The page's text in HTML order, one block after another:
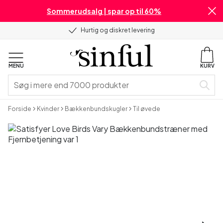
Sommerudsalg | spar op til 60%
Hurtig og diskret levering
MENU KURV
Forside Kvinder Bækkenbundskugler Til øvede